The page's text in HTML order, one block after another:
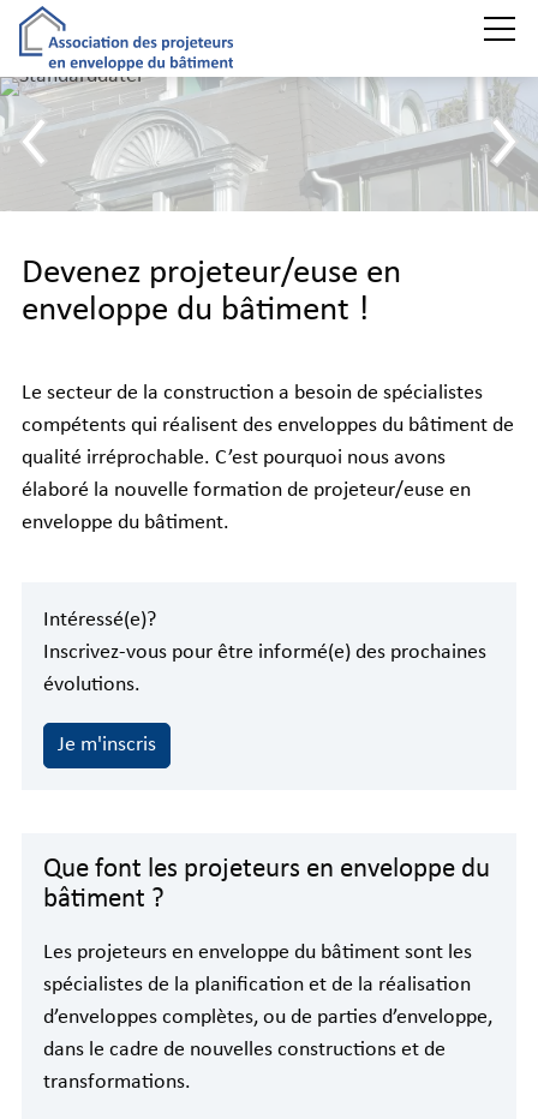
Formation
Examen professionnel supérieur
Partenaires
A propos de nous
DE
Devenez projeteur/euse en
enveloppe du bâtiment !
Le secteur de la construction a besoin de spécialistes
compétents qui réalisent des enveloppes du bâtiment de
qualité irréprochable. C’est pourquoi nous avons
élaboré la nouvelle formation de projeteur/euse en
enveloppe du bâtiment.
Intéressé(e)?
Inscrivez-vous pour être informé(e) des prochaines
évolutions.
Je m'inscris
Que font les projeteurs en enveloppe du
bâtiment ?
Les projeteurs en enveloppe du bâtiment sont les
spécialistes de la planification et de la réalisation
d’enveloppes complètes, ou de parties d’enveloppe,
dans le cadre de nouvelles constructions et de
transformations.